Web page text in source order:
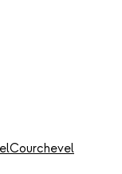
Courchevel